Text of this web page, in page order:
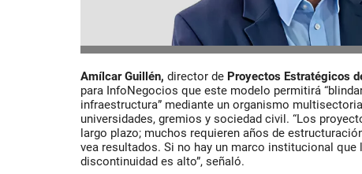
Amílcar Guillén, director de Proyectos Estratégicos
para InfoNegocios que este modelo permitirá
infraestructura” mediante un organismo
universidades, gremios y sociedad civil. “Los
largo plazo; muchos requieren años de
vea resultados. Si no hay un marco institucional que
discontinuidad es alto”, señaló.